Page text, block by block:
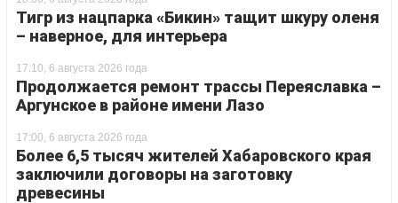
Тигр из нацпарка «Бикин» тащит шкуру оленя
– наверное, для интерьера
17:10, 6 августа 2026 года
Продолжается ремонт трассы Переяславка –
Аргунское в районе имени Лазо
17:00, 6 августа 2026 года
Более 6,5 тысяч жителей Хабаровского края
заключили договоры на заготовку
древесины